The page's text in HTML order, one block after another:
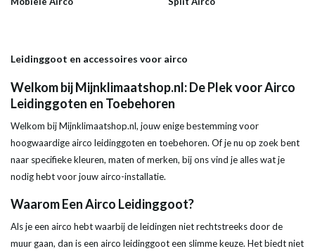
Leidinggoot en accessoires voor airco
Welkom bij Mijnklimaatshop.nl: De Plek voor Airco
Leidinggoten en Toebehoren
Welkom bij Mijnklimaatshop.nl, jouw enige bestemming voor
hoogwaardige airco leidinggoten en toebehoren. Of je nu op zoek bent
naar specifieke kleuren, maten of merken, bij ons vind je alles wat je
nodig hebt voor jouw airco-installatie.
Waarom Een Airco Leidinggoot?
Als je een airco hebt waarbij de leidingen niet rechtstreeks door de
muur gaan, dan is een airco leidinggoot een slimme keuze. Het biedt niet